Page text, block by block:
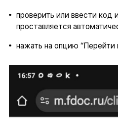
проверить или ввести
проставляется
нажать на опцию “Перейти